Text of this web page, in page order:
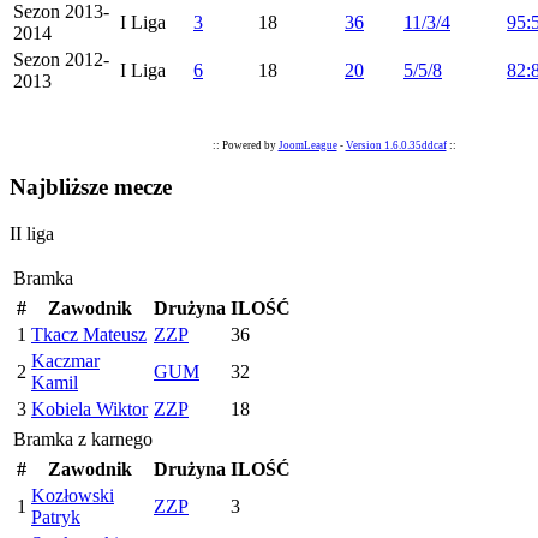
Sezon 2013-
2014
I Liga 3 18 36 11/3/4
Sezon 2012-
2013
I Liga 6 18 20 5/5/8
:: Powered by JoomLeague- Version 1.6.0.35ddcaf::
Najbliższe mecze
II liga
Bramka
#
Zawodnik Drużyna ILOŚĆ
1 Tkacz Mateusz ZZP
36
2
Kaczmar
Kamil
GUM
32
3 Kobiela Wiktor ZZP
18
Bramka z karnego
#
Zawodnik Drużyna ILOŚĆ
1
Kozłowski
Patryk
ZZP 3